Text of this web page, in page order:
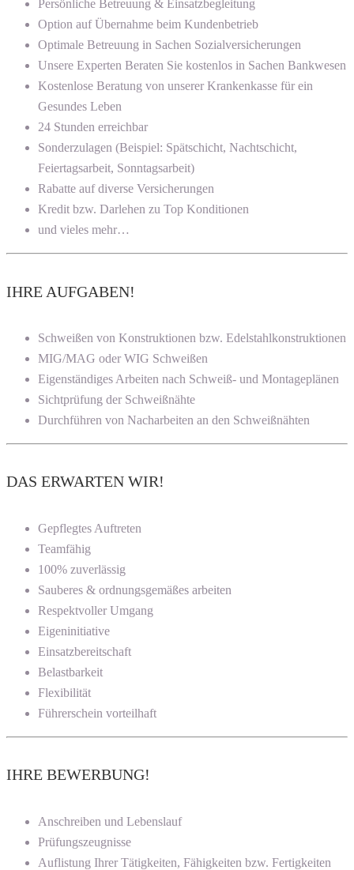
Persönliche Betreuung & Einsatzbegleitung
Option auf Übernahme beim Kundenbetrieb
Optimale Betreuung in Sachen Sozialversicherungen
Unsere Experten Beraten Sie kostenlos in Sachen Bankwesen
Kostenlose Beratung von unserer Krankenkasse für ein
Gesundes Leben
24 Stunden erreichbar
Sonderzulagen (Beispiel: Spätschicht, Nachtschicht,
Feiertagsarbeit, Sonntagsarbeit)
Rabatte auf diverse Versicherungen
Kredit bzw. Darlehen zu Top Konditionen
und vieles mehr…
IHRE AUFGABEN!
Schweißen von Konstruktionen bzw. Edelstahlkonstruktionen
MIG/MAG oder WIG Schweißen
Eigenständiges Arbeiten nach Schweiß- und Montageplänen
Sichtprüfung der Schweißnähte
Durchführen von Nacharbeiten an den Schweißnähten
DAS ERWARTEN WIR!
Gepflegtes Auftreten
Teamfähig
100% zuverlässig
Sauberes & ordnungsgemäßes arbeiten
Respektvoller Umgang
Eigeninitiative
Einsatzbereitschaft
Belastbarkeit
Flexibilität
Führerschein vorteilhaft
IHRE BEWERBUNG!
Anschreiben und Lebenslauf
Prüfungszeugnisse
Auflistung Ihrer Tätigkeiten, Fähigkeiten bzw. Fertigkeiten